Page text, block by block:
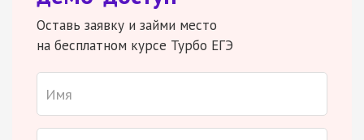
Оставь заявку и займи место
на бесплатном курсе Турбо ЕГЭ